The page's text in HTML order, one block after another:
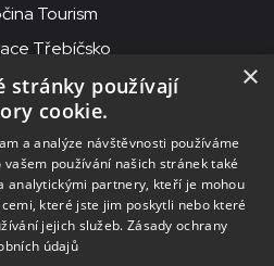
Tourism
Třebíčsko
Mor. Budějovice
Purcnerova 62, 676 02
Budějovice
ID datové schránky: chjn2kd
×
stránky používají
cookie.
a analýze návštěvnosti používáme
používání našich stránek také
analytickými partnery, kteří je mohou
které jste jim poskytli nebo které
jejich služeb. Zásady ochrany
údajů